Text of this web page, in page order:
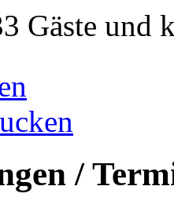
Gäste und
/